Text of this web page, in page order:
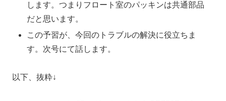
します。つまりフロート室のパッキンは共通部品
だと思います。
この予習が、今回のトラブルの解決に役立ちま
す。次号にて話します。
以下、抜粋↓